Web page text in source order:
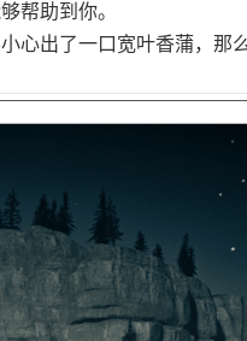
帮助到你。
心出了一口宽叶香蒲，那